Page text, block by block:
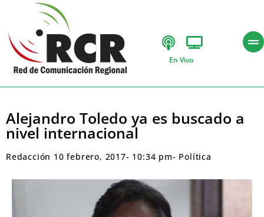
En Vivo
Alejandro Toledo ya es buscado a
nivel internacional
Redacción 10 febrero, 2017- 10:34 pm- Política